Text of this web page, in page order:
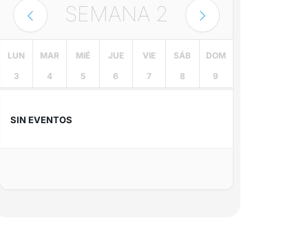
SEMANA 2
LUN
3
MAR
4
MIÉ
5
JUE
6
VIE
7
SÁB
8
DOM
9
SIN EVENTOS